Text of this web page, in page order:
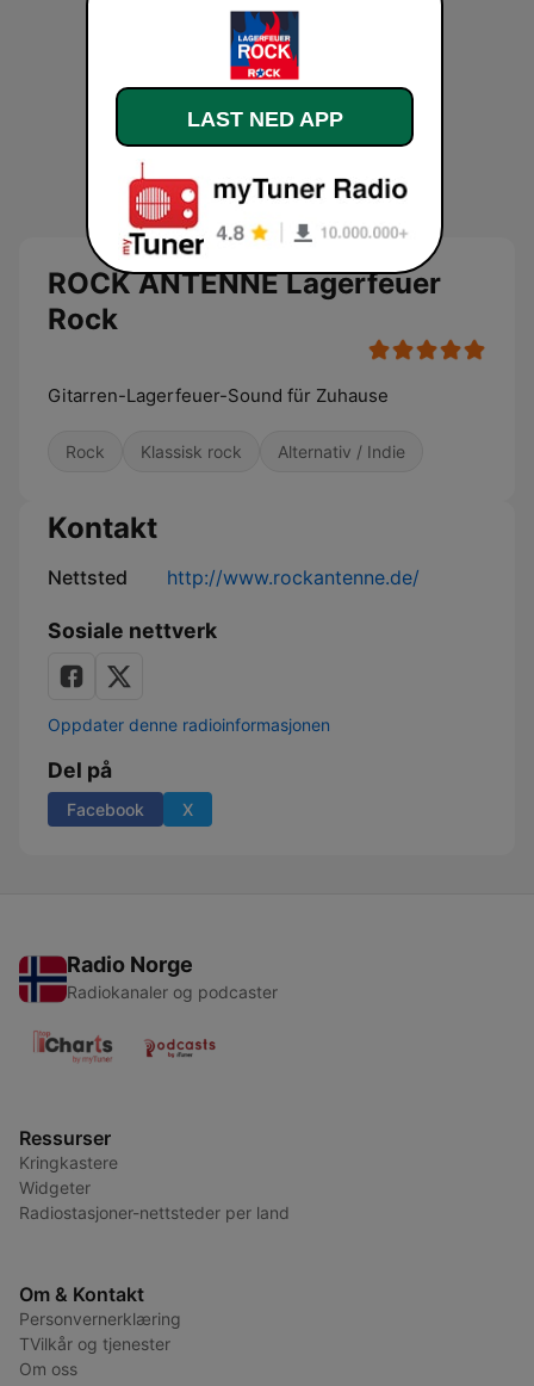
ROCK ANTENNE Lagerfeuer
Rock
Gitarren-Lagerfeuer-Sound für Zuhause
Rock Klassisk rock Alternativ / Indie
Kontakt
Nettsted http://www.rockantenne.de/
Sosiale nettverk
Oppdater denne radioinformasjonen
Del på
Facebook X
Radio Norge
Radiokanaler og podcaster
Ressurser
Kringkastere
Widgeter
Radiostasjoner-nettsteder per land
Om & Kontakt
Personvernerklæring
TVilkår og tjenester
Om oss
LAST NED APP